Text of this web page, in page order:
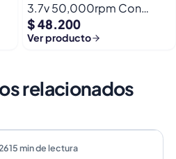
3.7v 50,000rpm Con
Helices Micro Fpv
$ 48.200
Ver producto
relacionados
15min de lectura